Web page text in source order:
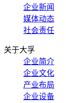
企业新闻
媒体动态
社会责任
关于大孚
企业简介
企业文化
产业布局
企业设备